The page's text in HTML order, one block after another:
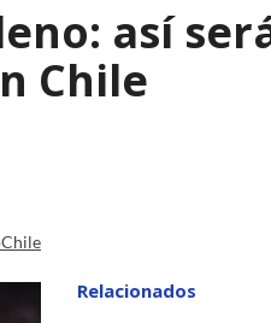
así
Chile
Relacionados